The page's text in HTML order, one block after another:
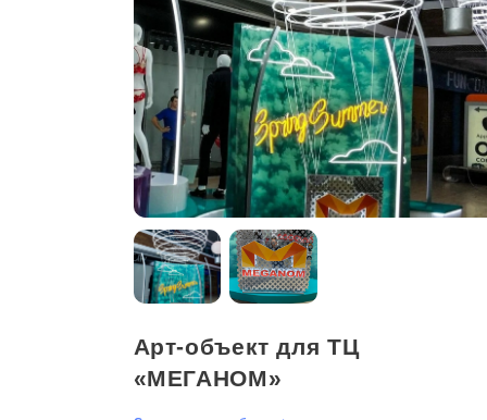
Арт-объект для ТЦ
«МЕГАНОМ»